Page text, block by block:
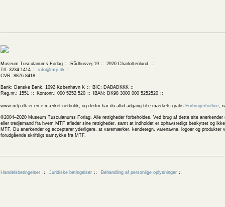
Museum Tusculanums Forlag Rådhusvej 19
2920 Charlottenlund
Tlf. 3234 1414
info@mtp.dk
CVR: 8876 8418
Bank: Danske Bank, 1092 København K
BIC: DABADKKK
Reg.nr.: 1551
Kontonr.: 000 5252 520 IBAN: DK98 3000 000 5252520
www.mtp.dk er en e-mærket netbutik, og derfor har du altid adgang til e-mærkets gratis Forbrugerhotline,
©2004–2020 Museum Tusculanums Forlag. Alle rettigheder forbeholdes. Ved brug af dette site
eller tredjemand fra hvem MTF afleder sine rettigheder, samt at indholdet er ophavsretligt beskyttet og
MTF. Du anerkender og accepterer yderligere, at varemærker, kendetegn, varenavne, logoer og
forudgående skriftligt samtykke fra MTF.
Handelsbetingelser Juridiske betingelser Behandling af personlige oplysninger